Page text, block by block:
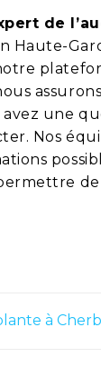
de
Haute-
une
Nos
à